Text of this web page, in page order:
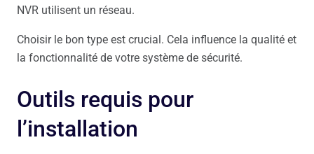
NVR utilisent un réseau.
Choisir le bon type est crucial. Cela influence la qualité et
la fonctionnalité de votre système de sécurité.
Outils requis pour
l’installation